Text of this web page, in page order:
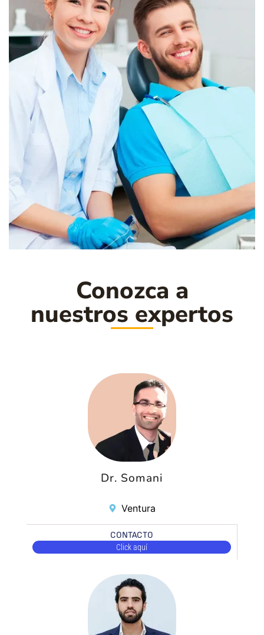
Conozca a
nuestros expertos
Dr. Somani
Ventura
CONTACTO
Click aquí